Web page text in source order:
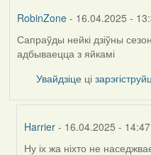
RobinZone- 16.04.2025 -
Сапраўды нейкі дзіўны
адбываецца з яйкамі
Увайдзіце ці
Harrier - 16.04.2025 - 14:47
Ну іх жа ніхто не